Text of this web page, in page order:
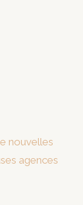
nouvelles
agences